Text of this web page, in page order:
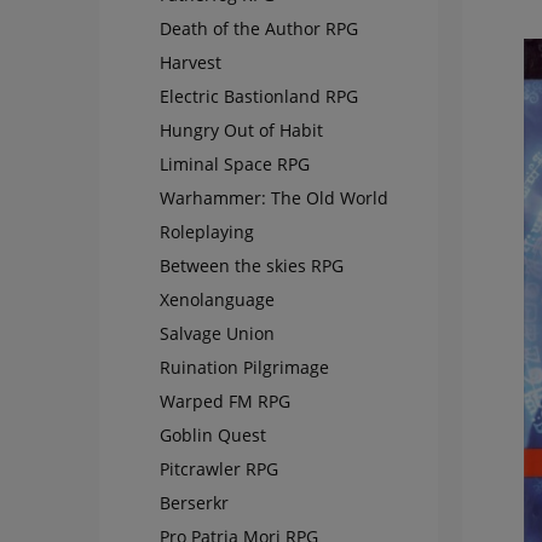
Death of the Author RPG
Harvest
Electric Bastionland RPG
Hungry Out of Habit
Liminal Space RPG
Warhammer: The Old World
Roleplaying
Between the skies RPG
Xenolanguage
Salvage Union
Ruination Pilgrimage
Warped FM RPG
Goblin Quest
Pitcrawler RPG
Berserkr
Pro Patria Mori RPG